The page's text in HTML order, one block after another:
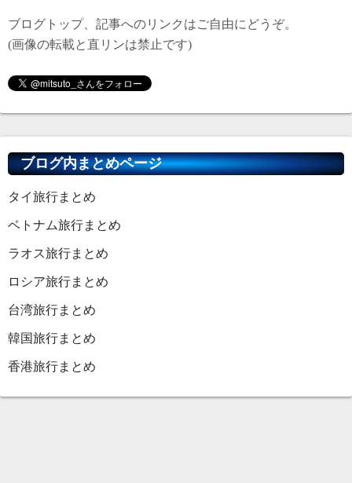
ブログトップ、記事へのリンクはご自由にどうぞ。
(画像の転載と直リンは禁止です)
ブログ内まとめページ
タイ旅行まとめ
ベトナム旅行まとめ
ラオス旅行まとめ
ロシア旅行まとめ
台湾旅行まとめ
韓国旅行まとめ
香港旅行まとめ